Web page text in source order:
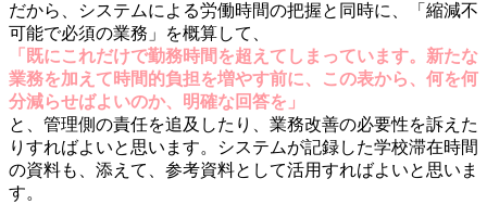
だから、システムによる労働時間の把握と同時に、「縮減不
可能で必須の業務」を概算して、
「既にこれだけで勤務時間を超えてしまっています。新たな
業務を加えて時間的負担を増やす前に、この表から、何を何
分減らせばよいのか、明確な回答を」
と、管理側の責任を追及したり、業務改善の必要性を訴えた
りすればよいと思います。システムが記録した学校滞在時間
の資料も、添えて、参考資料として活用すればよいと思いま
す。